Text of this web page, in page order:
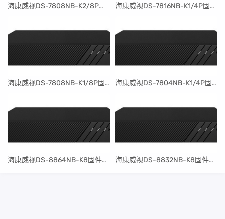
​海康威视DS-7808NB-K2/8P固件升级包V4.30.097build240401 ​海康威视DS-7816NB-K1/4P固件升级包V4.30.097build240401
​海康威视DS-7808NB-K1/8P固件升级包V4.30.097build240401 ​海康威视DS-7804NB-K1/4P固件升级包V4.30.097build240401
​海康威视DS-8864NB-K8固件升级包V4.30.097build240401 ​海康威视DS-8832NB-K8固件升级包V4.30.097build240401